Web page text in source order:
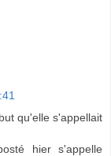
qu'elle s'appellait
hier s'appelle